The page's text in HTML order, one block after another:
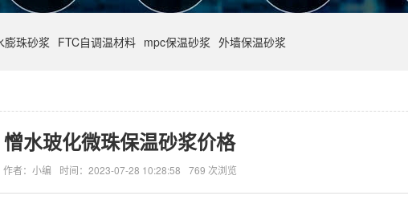
膨珠砂浆 FTC自调温材料 mpc保温砂浆 外墙保温砂浆
憎水玻化微珠保温砂浆价格
作者：小编 时间：2023-07-28 10:28:58 769 次浏览